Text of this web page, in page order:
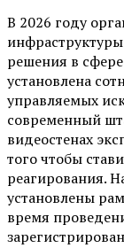
В 2026 году
решения в
установлена
управляемых
современный
видеостенах
того чтобы
реагирования.
установлены
время